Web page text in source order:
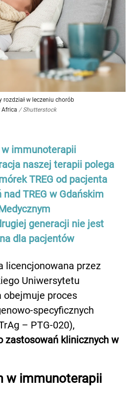
w leczeniu chorób
Africa / Shutterstock
w immunoterapii
naszej terapii polega
TREG od pacjenta
TREG w Gdańskim
generacji nie jest
dla pacjentów
licencjonowana przez
Uniwersytetu
obejmuje proces
specyficznych
– PTG-020),
zastosowań klinicznych w
w immunoterapii